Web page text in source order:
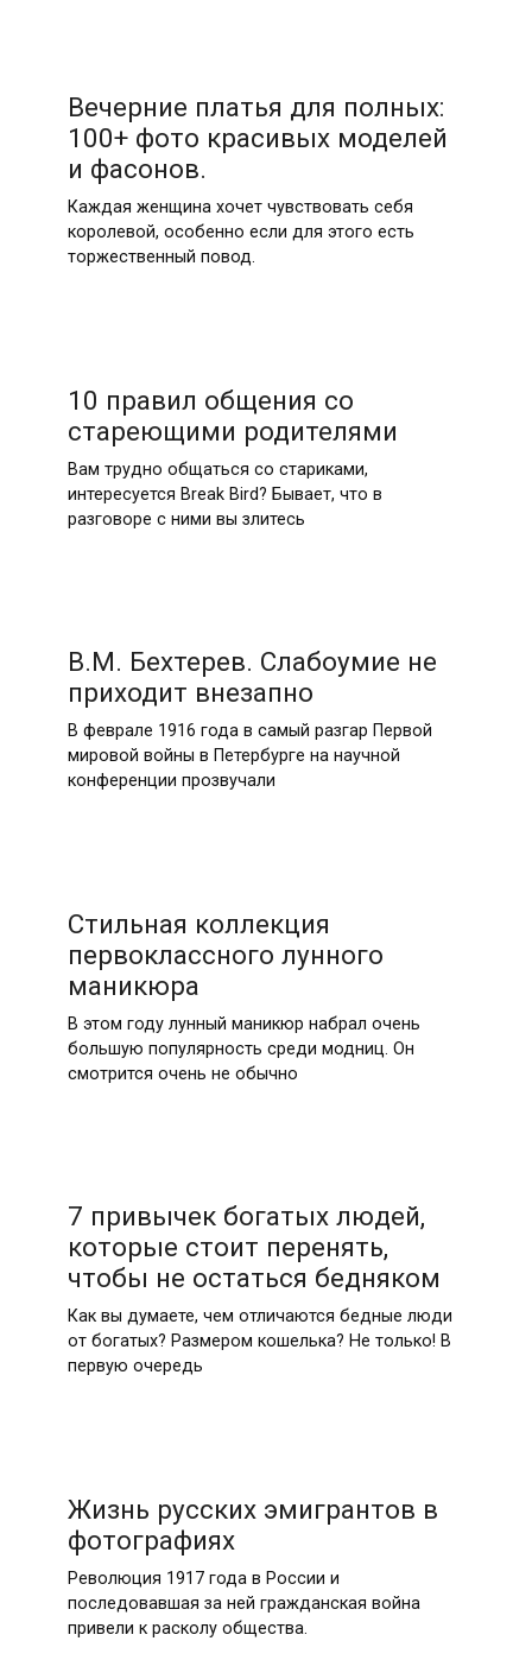
Вечерние платья для полных:
100+ фото красивых моделей
и фасонов.
Каждая женщина хочет чувствовать себя
королевой, особенно если для этого есть
торжественный повод.
10 правил общения со
стареющими родителями
Вам трудно общаться со стариками,
интересуется Break Bird? Бывает, что в
разговоре с ними вы злитесь
В.М. Бехтерев. Слабоумие не
приходит внезапно
В феврале 1916 года в самый разгар Первой
мировой войны в Петербурге на научной
конференции прозвучали
Стильная коллекция
первоклассного лунного
маникюра
В этом году лунный маникюр набрал очень
большую популярность среди модниц. Он
смотрится очень не обычно
7 привычек богатых людей,
которые стоит перенять,
чтобы не остаться бедняком
Как вы думаете, чем отличаются бедные люди
от богатых? Размером кошелька? Не только! В
первую очередь
Жизнь русских эмигрантов в
фотографиях
Революция 1917 года в России и
последовавшая за ней гражданская война
привели к расколу общества.